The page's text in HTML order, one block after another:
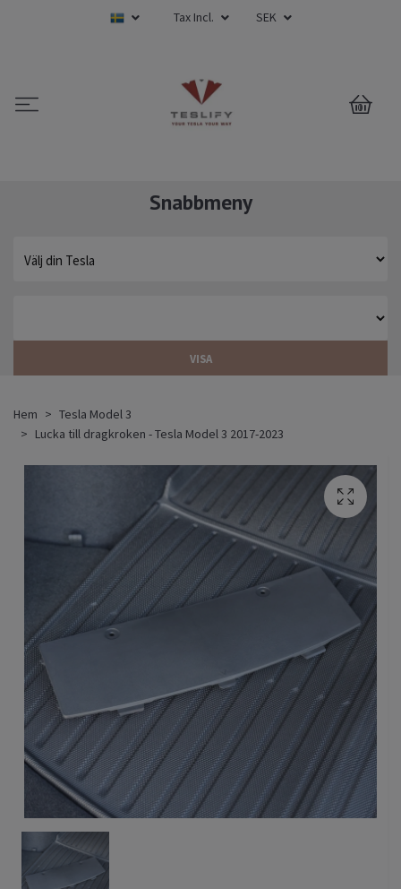
Tax Incl. SEK
0
Snabbmeny
VISA
Hem
Tesla Model 3
Lucka till dragkroken - Tesla Model 3 2017-2023